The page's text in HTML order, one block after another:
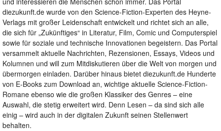
diezukunft.de wurde von den Science-Fiction-Experten des Heyne-
Verlags mit großer Leidenschaft entwickelt und richtet sich an alle,
die sich für „Zukünftiges“ in Literatur, Film, Comic und Computerspiel
sowie für soziale und technische Innovationen begeistern. Das Portal
versammelt aktuelle Nachrichten, Rezensionen, Essays, Videos und
Kolumnen und will zum Mitdiskutieren über die Welt von morgen und
übermorgen einladen. Darüber hinaus bietet diezukunft.de Hunderte
von E-Books zum Download an, wichtige aktuelle Science-Fiction-
Romane ebenso wie die großen Klassiker des Genres – eine
Auswahl, die stetig erweitert wird. Denn Lesen – da sind sich alle
einig – wird auch in der digitalen Zukunft seinen Stellenwert
behalten.